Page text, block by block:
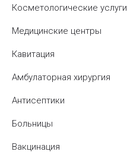
Косметологические услуги
Медицинские центры
Кавитация
Амбулаторная хирургия
Антисептики
Больницы
Вакцинация